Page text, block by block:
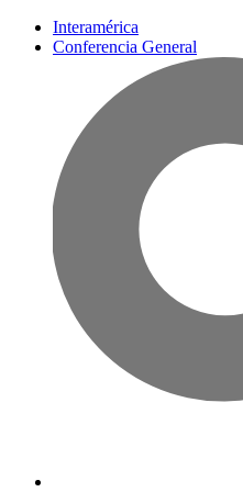
Interamérica
Conferencia General